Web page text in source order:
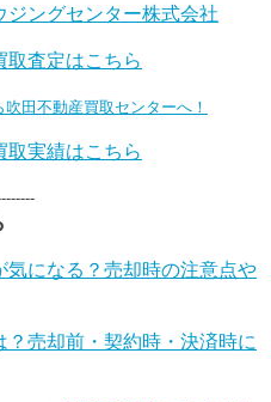
ジングセンター株式会社
取査定はこちら
田不動産買取センターへ！
取実績はこちら
になる？売却時の注意点や
売却前・契約時・決済時に